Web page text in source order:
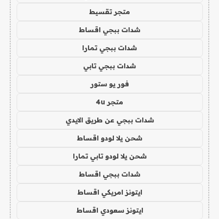
متجر تقسيط
شدات ببجي اقساط
شدات ببجي تمارا
شدات ببجي تابي
فور يو ستور
متجر 4u
شدات ببجي عن طريق الايدي
شحن يلا لودو اقساط
شحن يلا لودو تابي تمارا
شدات ببجي اقساط
ايتونز امريكي اقساط
ايتونز سعودي اقساط